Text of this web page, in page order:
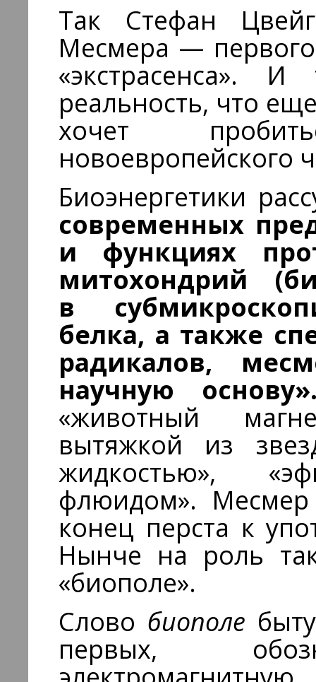
Так Стефан
Месмера —
«экстрасенса».
реальность, что
хочет
новоевропейского
Биоэнергетики
современных
и функциях
митохондрий
в
белка, а также
радикалов,
научную
«животный
вытяжкой из
жидкостью»,
флюидом».
конец перста к
Нынче на роль
«биополе».
Слово биополе
первых,